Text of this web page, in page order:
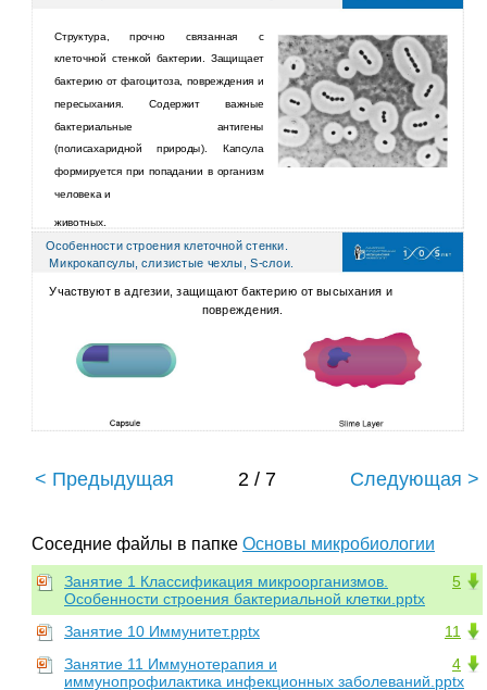
Структура, прочно связанная с
клеточной стенкой бактерии. Защищает
бактерию от фагоцитоза, повреждения и
пересыхания. Содержит важные
бактериальные антигены
(полисахаридной природы). Капсула
формируется при попадании в организм
человека и
животных.
Особенности строения клеточной стенки.
Микрокапсулы, слизистые чехлы, S-слои.
Участвуют в адгезии, защищают бактерию от высыхания и
повреждения.
< Предыдущая 2 / 7 Следующая >
Соседние файлы в папке Основы микробиологии
5
Занятие 1 Классификация микроорганизмов.
Особенности строения бактериальной клетки.pptx
11
Занятие 10 Иммунитет.pptx
4
Занятие 11 Иммунотерапия и
иммунопрофилактика инфекционных заболеваний.pptx